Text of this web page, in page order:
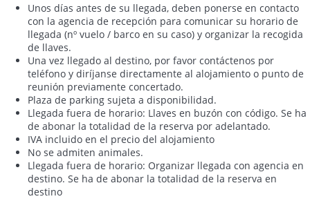
Unos días antes de su llegada, deben ponerse en contacto
con la agencia de recepción para comunicar su horario de
llegada (nº vuelo / barco en su caso) y organizar la recogida
de llaves.
Una vez llegado al destino, por favor contáctenos por
teléfono y diríjanse directamente al alojamiento o punto de
reunión previamente concertado.
Plaza de parking sujeta a disponibilidad.
Llegada fuera de horario: Llaves en buzón con código. Se ha
de abonar la totalidad de la reserva por adelantado.
IVA incluido en el precio del alojamiento
No se admiten animales.
Llegada fuera de horario: Organizar llegada con agencia en
destino. Se ha de abonar la totalidad de la reserva en
destino